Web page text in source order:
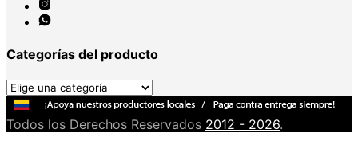
Categorías del producto
Todos los Derechos Reservados 2012 - 2026.